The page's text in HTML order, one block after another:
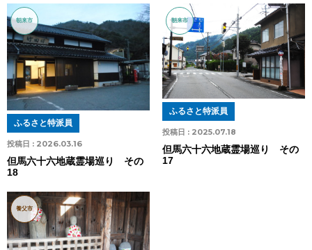
朝来市
投稿日 : 2026.03.16
ふるさと特派員
但馬六十六地蔵霊場巡り その
18
朝来市
投稿日 : 2025.07.18
ふるさと特派員
但馬六十六地蔵霊場巡り その
17
養父市